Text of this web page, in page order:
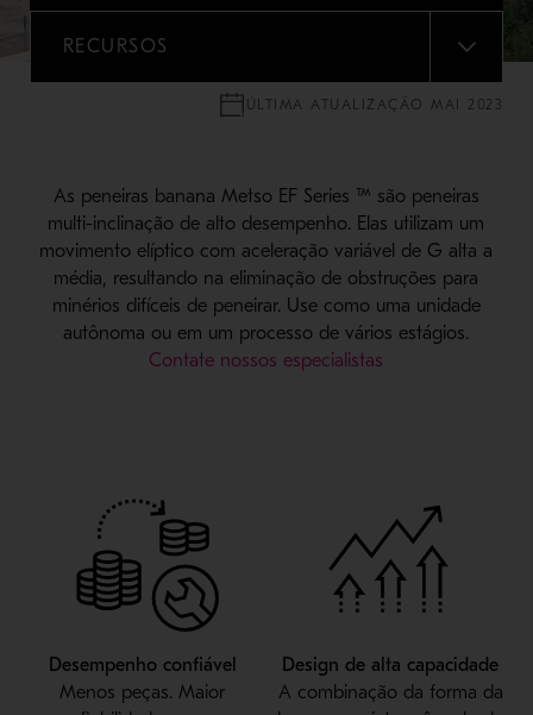
RECURSOS
MENU
ÚLTIMA ATUALIZAÇÃO MAI 2023
As peneiras banana Metso EF Series ™ são peneiras
multi-inclinação de alto desempenho. Elas utilizam um
movimento elíptico com aceleração variável de G alta a
média, resultando na eliminação de obstruções para
minérios difíceis de peneirar. Use como uma unidade
autônoma ou em um processo de vários estágios.
Contate nossos especialistas
Desempenho confiável
Menos peças. Maior
Design de alta capacidade
A combinação da forma da